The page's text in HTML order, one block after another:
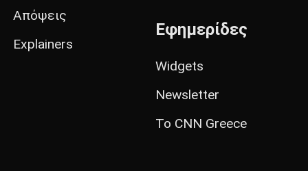
Απόψεις
Explainers
Εφημερίδες
Widgets
Newsletter
Το CNN Greece